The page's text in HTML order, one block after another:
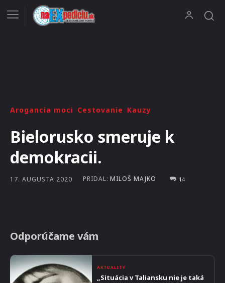
Arogancia moci Cestovanie Kauzy
Bielorusko smeruje k
demokracii.
17. AUGUSTA 2020 PRIDAL: MILOŠ MAJKO 14
Odporúčame vám
AKTUALITY
„Situácia v Taliansku nie je taká